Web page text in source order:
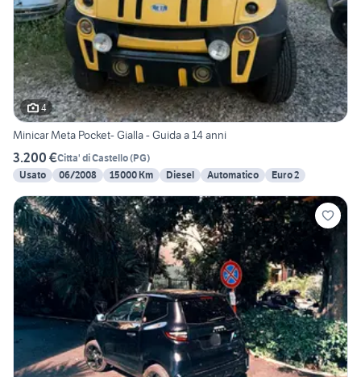
4
Minicar Meta Pocket- Gialla - Guida a 14 anni
3.200 €Citta' di Castello(PG)
Usato
06/2008 15000 Km Diesel Automatico Euro 2